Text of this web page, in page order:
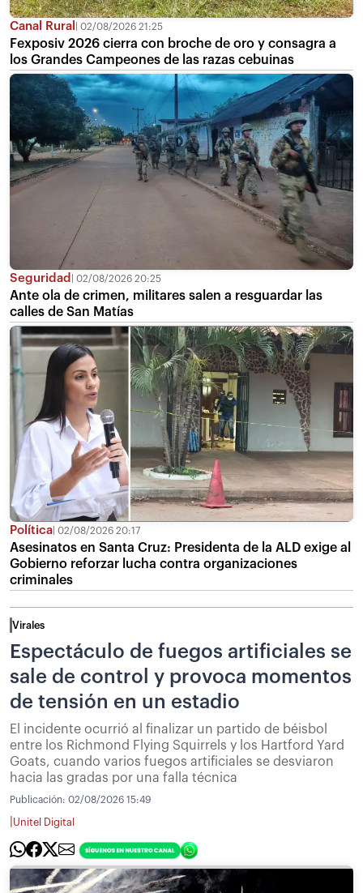
Canal Rural 02/08/2026 21:25
Fexposiv 2026 cierra con broche de oro y consagra a
los Grandes Campeones de las razas cebuinas
Seguridad 02/08/2026 20:25
Ante ola de crimen, militares salen a resguardar las
calles de San Matías
Política 02/08/2026 20:17
Asesinatos en Santa Cruz: Presidenta de la ALD exige al
Gobierno reforzar lucha contra organizaciones
criminales
Virales
Espectáculo de fuegos artificiales se
sale de control y provoca momentos
de tensión en un estadio
El incidente ocurrió al finalizar un partido de béisbol
entre los Richmond Flying Squirrels y los Hartford Yard
Goats, cuando varios fuegos artificiales se desviaron
hacia las gradas por una falla técnica
Publicación: 02/08/2026 15:49
Unitel Digital